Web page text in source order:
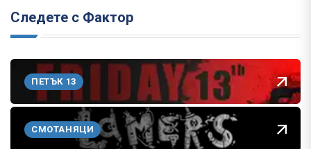
Следете с Фактор
ПЕТЪК 13
СМОТАНЯЦИ